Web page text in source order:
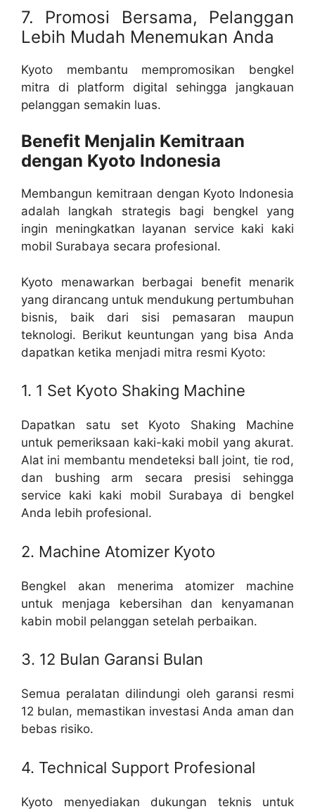
7. Promosi Bersama, Pelanggan
Lebih Mudah Menemukan Anda
Kyoto membantu mempromosikan bengkel
mitra di platform digital sehingga jangkauan
pelanggan semakin luas.
Benefit Menjalin Kemitraan
dengan Kyoto Indonesia
Membangun kemitraan dengan Kyoto Indonesia
adalah langkah strategis bagi bengkel yang
ingin meningkatkan layanan service kaki kaki
mobil Surabaya secara profesional.
Kyoto menawarkan berbagai benefit menarik
yang dirancang untuk mendukung pertumbuhan
bisnis, baik dari sisi pemasaran maupun
teknologi. Berikut keuntungan yang bisa Anda
dapatkan ketika menjadi mitra resmi Kyoto:
1. 1 Set Kyoto Shaking Machine
Dapatkan satu set Kyoto Shaking Machine
untuk pemeriksaan kaki-kaki mobil yang akurat.
Alat ini membantu mendeteksi ball joint, tie rod,
dan bushing arm secara presisi sehingga
service kaki kaki mobil Surabaya di bengkel
Anda lebih profesional.
2. Machine Atomizer Kyoto
Bengkel akan menerima atomizer machine
untuk menjaga kebersihan dan kenyamanan
kabin mobil pelanggan setelah perbaikan.
3. 12 Bulan Garansi Bulan
Semua peralatan dilindungi oleh garansi resmi
12 bulan, memastikan investasi Anda aman dan
bebas risiko.
4. Technical Support Profesional
Kyoto menyediakan dukungan teknis untuk